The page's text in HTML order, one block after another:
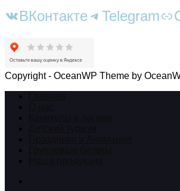
ВКонтакте Telegram
Copyright - OceanWP Theme by